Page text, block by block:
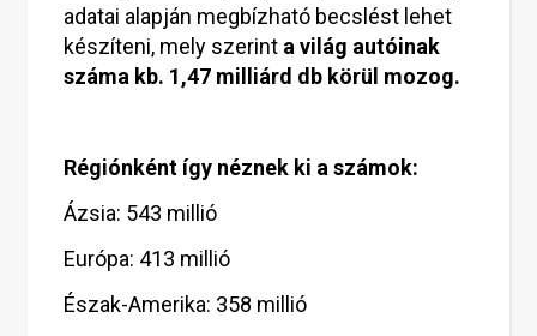
adatai alapján megbízható becslést lehet
készíteni, mely szerint a világ autóinak
száma kb. 1,47 milliárd db körül mozog.
Régiónként így néznek ki a számok:
Ázsia: 543 millió
Európa: 413 millió
Észak-Amerika: 358 millió